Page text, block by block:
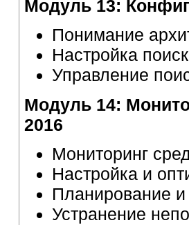
Модуль 13:
Понимание
Настройка
Управление
Модуль 14:
2016
Мониторинг
Настройка и
Планирование
Устранение